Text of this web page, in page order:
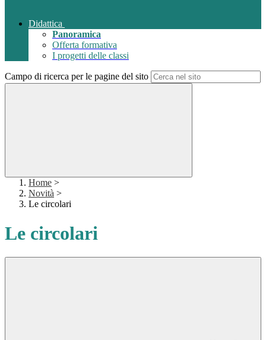
Didattica
Panoramica
Offerta formativa
I progetti delle classi
Campo di ricerca per le pagine del sito
Home >
Novità >
Le circolari
Le circolari